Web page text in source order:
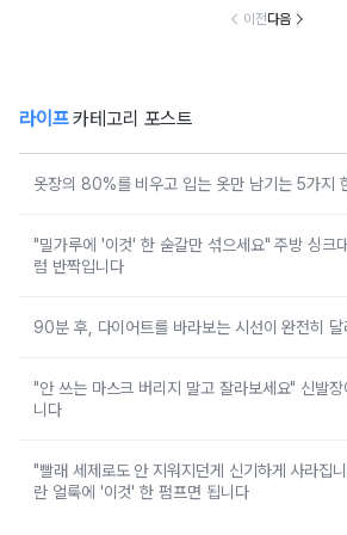
이전다음
라이프카테고리 포스트
옷장의 80%를 비우고 입는 옷만 남기는 5가지
"밀가루에 '이것' 한 숟갈만 섞으세요" 주방 싱크
럼 반짝입니다
90분 후, 다이어트를 바라보는 시선이 완전히 달
"안 쓰는 마스크 버리지 말고 잘라보세요" 신발
니다
"빨래 세제로도 안 지워지던게 신기하게 사라집
란 얼룩에 '이것' 한 펌프면 됩니다